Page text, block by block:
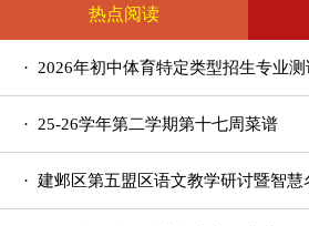
热点阅读
· 2026年初中体育特定类型招生专业
· 25-26学年第二学期第十七周菜谱
· 建邺区第五盟区语文教学研讨暨智慧